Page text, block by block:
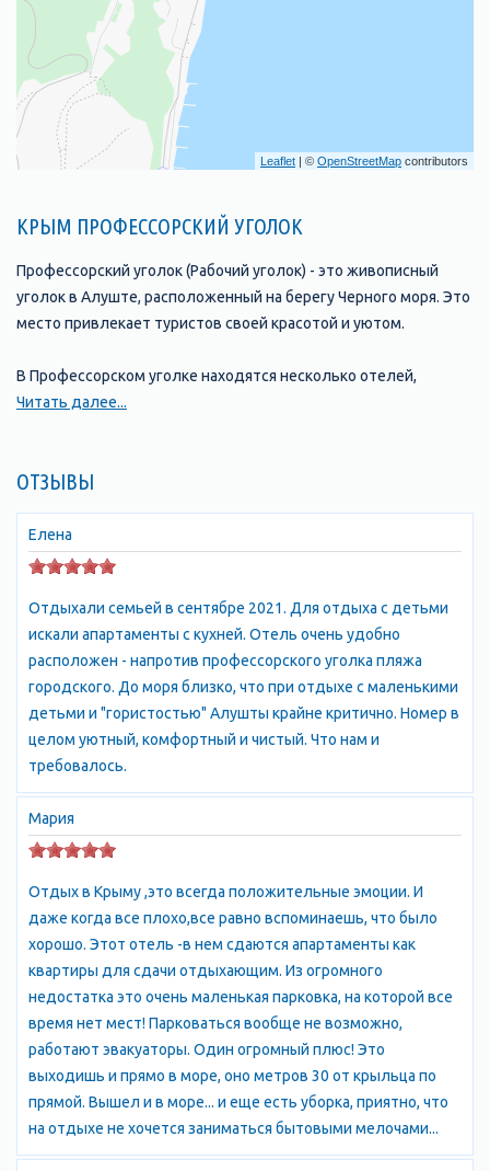
Leaflet | © OpenStreetMap contributors
КРЫМ ПРОФЕССОРСКИЙ УГОЛОК
Профессорский уголок (Рабочий уголок) - это живописный
уголок в Алуште, расположенный на берегу Черного моря. Это
место привлекает туристов своей красотой и уютом.
В Профессорском уголке находятся несколько отелей,
предлагающих комфортное размещение и хорошие условия
номера различных категорий, а также открытый бассейн, зона
Еще один популярный отель в Профессорском уголке -
близости от пляжа. Отель предлагает гостям номера с видом
на море и собственным балконом или террасой, а также
бассейн, ресторан и собственный пляж с лежаками и
зонтиками.
Если вы предпочитаете более простой вариант размещения,
то вы можете выбрать гостевые дома или частные
апартаменты в Профессорском уголке. Многие из них
расположены в непосредственной близости от моря и
предлагают хорошие условия для отдыха.
В Профессорском уголке есть множество возможностей для
активного отдыха: пешие прогулки по окрестностям, катание
на водных лыжах и вейкборде, прогулки на яхтах, а также
экскурсии по достопримечательностям Крыма.
Таким образом, Профессорский уголок в Алуште - это
прекрасное место для отдыха на Черном море, с уютными
отелями и гостевыми домами, хорошими условиями для
отдыха и разнообразными возможностями
Читать далее...
ОТЗЫВЫ
Елена
Отдыхали семьей в сентябре 2021. Для отдыха с детьми
искали апартаменты с кухней. Отель очень удобно
расположен - напротив профессорского уголка пляжа
городского. До моря близко, что при отдыхе с маленькими
детьми и "гористостью" Алушты крайне критично. Номер в
целом уютный, комфортный и чистый. Что нам и
требовалось.
Мария
Отдых в Крыму ,это всегда положительные эмоции. И
даже когда все плохо,все равно вспоминаешь, что было
хорошо. Этот отель -в нем сдаются апартаменты как
квартиры для сдачи отдыхающим. Из огромного
недостатка это очень маленькая парковка, на которой все
время нет мест! Парковаться вообще не возможно,
работают эвакуаторы. Один огромный плюс! Это
выходишь и прямо в море, оно метров 30 от крыльца по
прямой. Вышел и в море... и еще есть уборка, приятно, что
на отдыхе не хочется заниматься бытовыми мелочами...